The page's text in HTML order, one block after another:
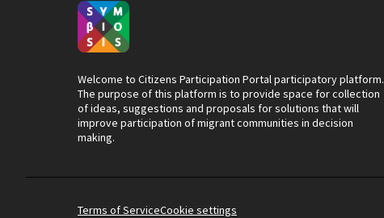
Welcome to Citizens Participation Portal participatory platform.
The purpose of this platform is to provide space for collection
of ideas, suggestions and proposals for solutions that will
improve participation of migrant communities in decision
making.
Terms of ServiceCookie settings